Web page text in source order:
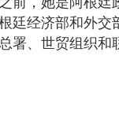
廷经济部和外交
署、世贸组织和